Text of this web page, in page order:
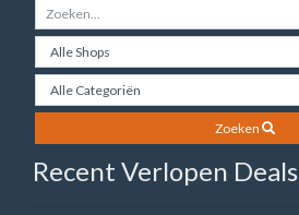
Zoeken
Recent Verlopen Deals